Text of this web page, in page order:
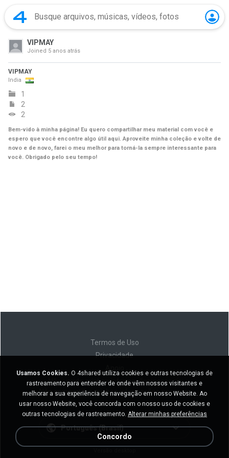
VIPMAY
Joined 5 anos atrás
VIPMAY
India
1
2
2
Bem-vido à minha página! Eu quero compartilhar meu material com você e
espero que você encontre algo útil aqui. Aproveite minha coleção e volte de
novo e de novo, farei o meu melhor para torná-la sempre interessante para
você. Obrigado pelo seu tempo!
Termos de Uso
Privacidade
Não venda minhas informações pessoais
Não compartilhe minhas informações pessoais
Português (Brasil)
Usamos Cookies. O 4shared utiliza cookies e outras tecnologias de
rastreamento para entender de onde vêm nossos visitantes e
melhorar a sua experiência de navegação em nosso Website. Ao
usar nosso Website, você concorda com o nosso uso de cookies e
outras tecnologias de rastreamento. Alterar minhas preferências
Concordo